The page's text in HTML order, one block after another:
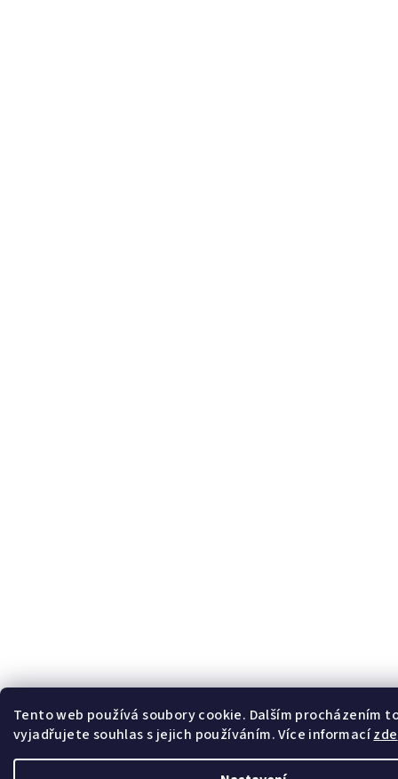
Tento web používá soubory cookie. Dalším procházením
vyjadřujete souhlas s jejich používáním. Více informacízde